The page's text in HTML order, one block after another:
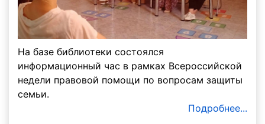
На базе библиотеки состоялся
информационный час в рамках Всероссийской
недели правовой помощи по вопросам защиты
семьи.
Подробнее...